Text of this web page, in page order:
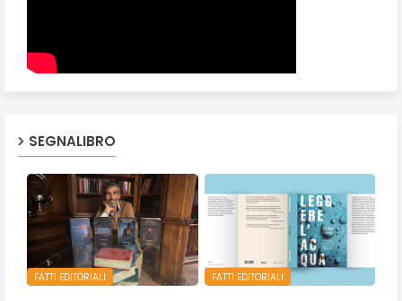
SEGNALIBRO
FATTI EDITORIALI FATTI EDITORIALI